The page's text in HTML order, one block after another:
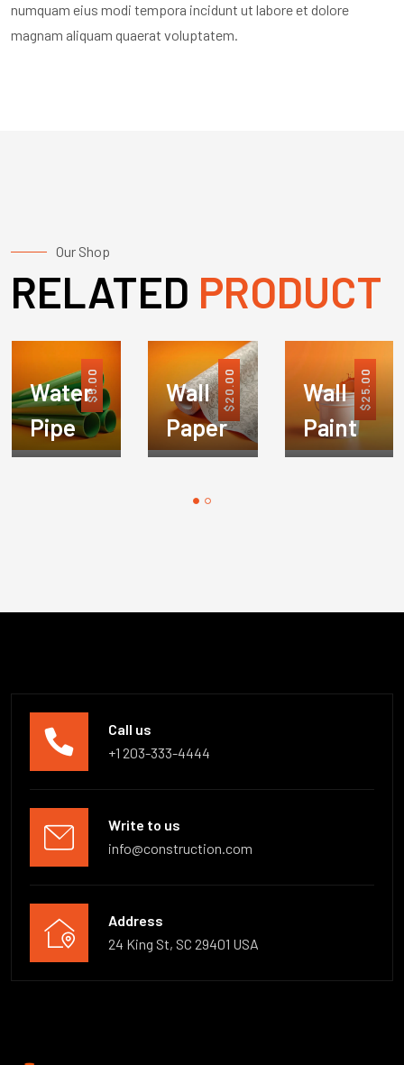
numquam eius modi tempora incidunt ut labore et dolore
magnam aliquam quaerat voluptatem.
Our Shop
RELATED PRODUCT
$
5.00
Water
Pipe
$
20.00
Wall
Paper
$
25.00
Wall
Paint
Call us
+1 203-333-4444
Write to us
info@construction.com
Address
24 King St, SC 29401 USA